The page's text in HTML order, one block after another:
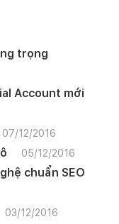
trọng
Account mới
07/12/2016
05/12/2016
chuẩn SEO
03/12/2016